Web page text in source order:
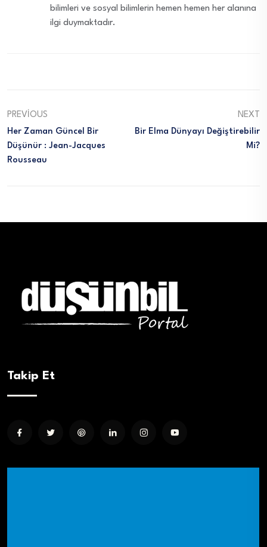
bilimleri ve sosyal bilimlerin hemen hemen her alanına
ilgi duymaktadır.
PREVIOUS
Her Zaman Güncel Bir
Düşünür : Jean-Jacques
Rousseau
NEXT
Bir Elma Dünyayı Değiştirebilir
Mi?
Takip Et